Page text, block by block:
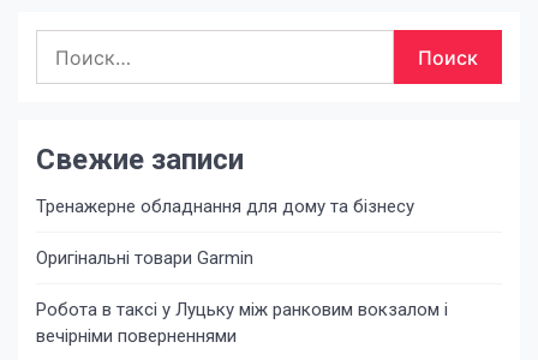
записям
Свежие записи
Тренажерне обладнання для дому та бізнесу
Оригінальні товари Garmin
Робота в таксі у Луцьку між ранковим вокзалом і
вечірніми поверненнями